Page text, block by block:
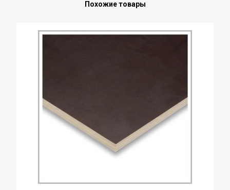
Похожие товары